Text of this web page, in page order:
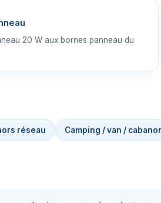
20 W aux bornes panneau du
réseau Camping / van /